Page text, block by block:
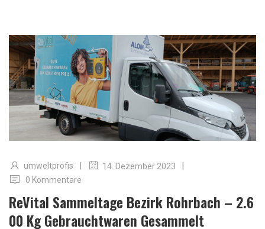
umweltprofis | 14. Dezember 2023 |
0 Kommentare
ReVital Sammeltage Bezirk Rohrbach – 2.6
00 Kg Gebrauchtwaren Gesammelt